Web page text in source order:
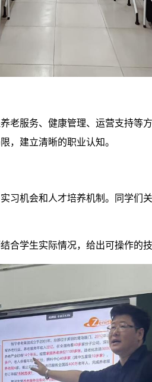
老服务、健康管理、运营支持等
，建立清晰的职业认知。
习机会和人才培养机制。同学们
合学生实际情况，给出可操作的